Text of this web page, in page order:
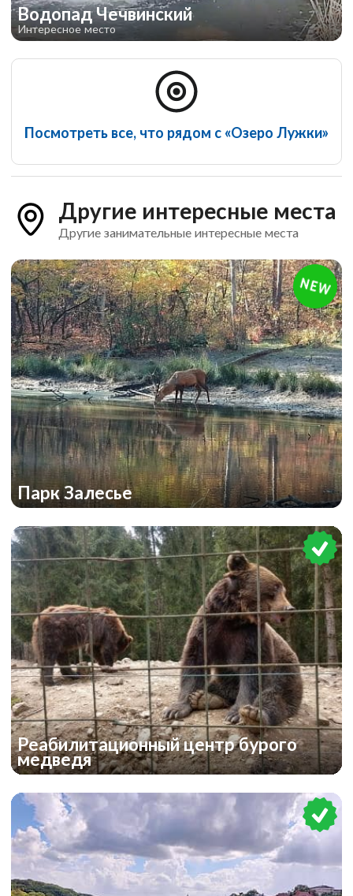
Водопад Чечвинский
Интересное место
Посмотреть все, что рядом с «Озеро Лужки»
Другие интересные места
Другие занимательные интересные места
Парк Залесье
Реабилитационный центр бурого
медведя